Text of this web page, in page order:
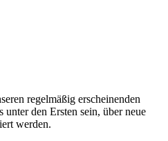
regelmäßig erscheinenden
den Ersten sein, über neue
werden.